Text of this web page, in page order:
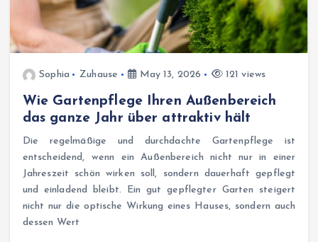
Sophia Zuhause May 13, 2026 121 views
Wie Gartenpflege Ihren Außenbereich
das ganze Jahr über attraktiv hält
Die regelmäßige und durchdachte Gartenpflege ist
entscheidend, wenn ein Außenbereich nicht nur in einer
Jahreszeit schön wirken soll, sondern dauerhaft gepflegt
und einladend bleibt. Ein gut gepflegter Garten steigert
nicht nur die optische Wirkung eines Hauses, sondern auch
dessen Wert